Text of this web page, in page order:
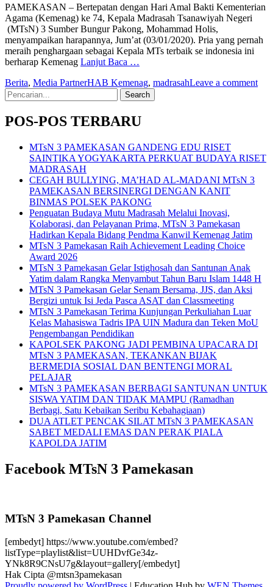
PAMEKASAN – Bertepatan dengan Hari Amal Bakti Kementerian
Agama (Kemenag) ke 74, Kepala Madrasah Tsanawiyah Negeri
(MTsN) 3 Sumber Bungur Pakong, Mohammad Holis,
menyampaikan harapannya, Jum’at (03/01/2020). Pria yang pernah
meraih penghargaan sebagai Kepala MTs terbaik se indonesia ini
berharap Kemenag Lanjut Baca …
Berita, Media PartnerHAB Kemenag, madrasahLeave a comment
Search
for:
POS-POS TERBARU
MTsN 3 PAMEKASAN GANDENG EDU RISET
SAINTIKA YOGYAKARTA PERKUAT BUDAYA RISET
MADRASAH
CEGAH BULLYING, MA’HAD AL-MADANI MTsN 3
PAMEKASAN BERSINERGI DENGAN KANIT
BINMAS POLSEK PAKONG
Penguatan Budaya Mutu Madrasah Melalui Inovasi,
Kolaborasi, dan Pelayanan Prima, MTsN 3 Pamekasan
Hadirkan Kepala Bidang Pendma Kanwil Kemenag Jatim
MTsN 3 Pamekasan Raih Achievement Leading Choice
Award 2026
MTsN 3 Pamekasan Gelar Istighosah dan Santunan Anak
Yatim dalam Rangka Menyambut Tahun Baru Islam 1448 H
MTsN 3 Pamekasan Gelar Senam Bersama, JJS, dan Aksi
Bergizi untuk Isi Jeda Pasca ASAT dan Classmeeting
MTsN 3 Pamekasan Terima Kunjungan Perkuliahan Luar
Kelas Mahasiswa Tadris IPA UIN Madura dan Teken MoU
Pengembangan Pendidikan
KAPOLSEK PAKONG JADI PEMBINA UPACARA DI
MTsN 3 PAMEKASAN, TEKANKAN BIJAK
BERMEDIA SOSIAL DAN BENTENGI MORAL
PELAJAR
MTsN 3 PAMEKASAN BERBAGI SANTUNAN UNTUK
SISWA YATIM DAN TIDAK MAMPU (Ramadhan
Berbagi, Satu Kebaikan Seribu Kebahagiaan)
DUA ATLET PENCAK SILAT MTsN 3 PAMEKASAN
SABET MEDALI EMAS DAN PERAK PIALA
KAPOLDA JATIM
Facebook MTsN 3 Pamekasan
MTsN 3 Pamekasan Channel
[embedyt] https://www.youtube.com/embed?
listType=playlist&list=UUHDvfGe34z-
YNk8R9CNsU7g&layout=gallery[/embedyt]
Hak Cipta @mtsn3pamekasan